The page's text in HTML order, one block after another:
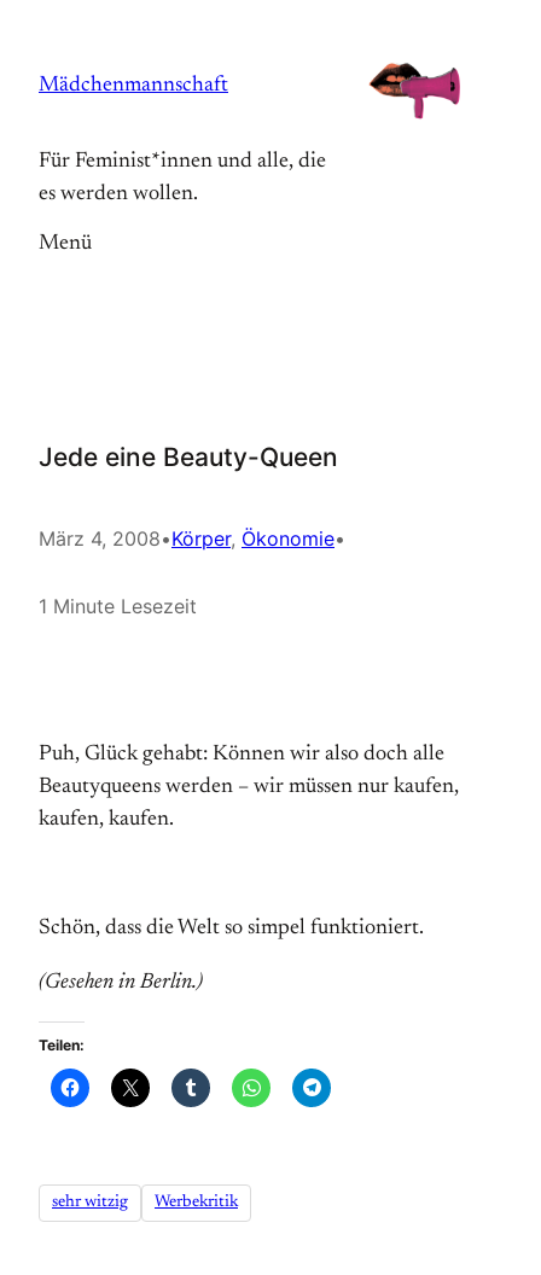
springen
Mädchenmannschaft
Für Feminist*innen und alle, die
es werden wollen.
Menü
Jede eine Beauty-Queen
März 4, 2008•Körper, Ökonomie•
1 Minute Lesezeit
Puh, Glück gehabt: Können wir also doch alle
Beautyqueens werden – wir müssen nur kaufen,
kaufen, kaufen.
Schön, dass die Welt so simpel funktioniert.
(Gesehen in Berlin.)
Teilen:
sehr witzig Werbekritik